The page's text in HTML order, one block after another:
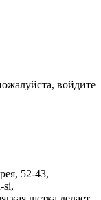
войдите
52-43,
si,